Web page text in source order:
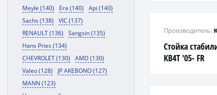
Meyle (140)
Era (140)
Api (140)
Sachs (138)
VIC (137)
RENAULT (136)
Sangsin (135)
Hans Pries (134)
CHEVROLET (130)
AMD (130)
Valeo (128)
JP AKEBONO (127)
MANN (123)
Стойка
KB4T '05- FR
Производитель: